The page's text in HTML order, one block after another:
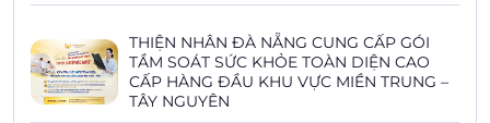
THIỆN NHÂN ĐÀ NẴNG CUNG CẤP GÓI
TẦM SOÁT SỨC KHỎE TOÀN DIỆN CAO
CẤP HÀNG ĐẦU KHU VỰC MIỀN TRUNG –
TÂY NGUYÊN